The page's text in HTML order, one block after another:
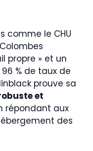
comme le CHU
propre » et un
% de taux de
prouve sa
et
répondant aux
des